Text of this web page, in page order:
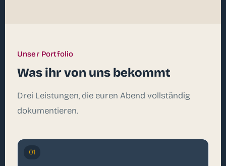
Unser Portfolio
Was ihr von uns bekommt
Drei Leistungen, die euren Abend vollständig
dokumentieren.
01